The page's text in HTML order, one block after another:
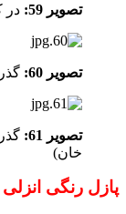
تصویر 59: در
تصویر 60:
تصویر 61:
خان)
پازل‌ رنگی انزلی